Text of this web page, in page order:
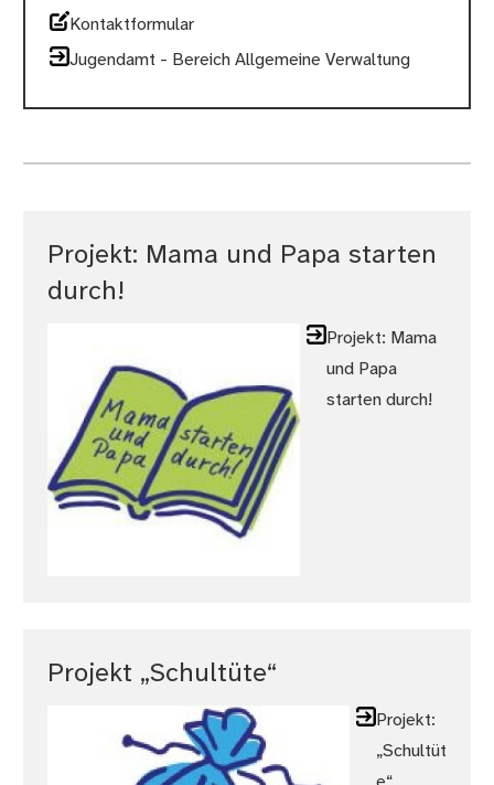
Kontaktformular
Jugendamt - Bereich Allgemeine Verwaltung
Projekt: Mama und Papa starten
durch!
Projekt: Mama
und Papa
starten durch!
Projekt „Schultüte“
Projekt:
„Schultüt